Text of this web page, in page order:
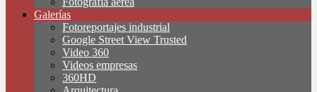
Galerías
Fotoreportajes industrial
Google Street View Trusted
Video 360
Videos empresas
360HD